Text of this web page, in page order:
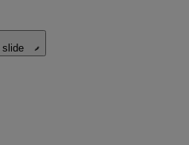
slide